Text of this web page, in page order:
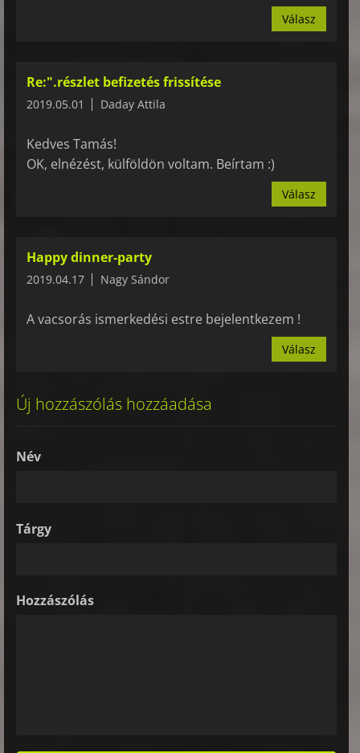
Válasz
Re:".részlet befizetés frissítése
2019.05.01 Daday Attila
Kedves Tamás!
OK, elnézést, külföldön voltam. Beírtam :)
Válasz
Happy dinner-party
2019.04.17 Nagy Sándor
A vacsorás ismerkedési estre bejelentkezem !
Válasz
Új hozzászólás hozzáadása
Név
Tárgy
Hozzászólás